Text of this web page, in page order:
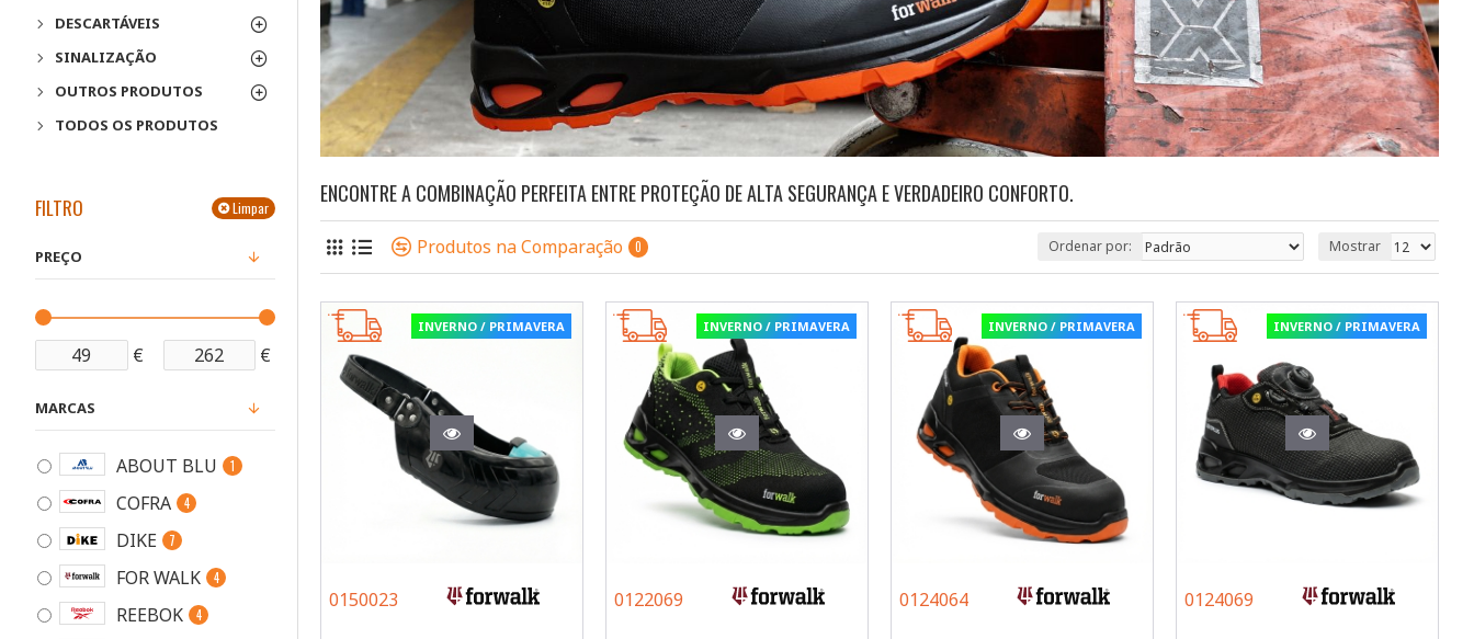
DESCARTÁVEIS
SINALIZAÇÃO
OUTROS PRODUTOS
TODOS OS PRODUTOS
FILTRO Limpar
PREÇO
€ €
MARCAS
ABOUT BLU 1
COFRA 4
DIKE 7
FOR WALK 4
REEBOK 4
ENCONTRE A COMBINAÇÃO PERFEITA ENTRE PROTEÇÃO DE ALTA SEGURANÇA E VERDADEIRO CONFORTO.
Produtos na Comparação 0 Ordenar por: Mostrar
INVERNO / PRIMAVERA
0150023
INVERNO / PRIMAVERA
0122069
INVERNO / PRIMAVERA
0124064
INVERNO / PRIMAVERA
0124069